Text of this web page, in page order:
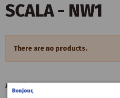
SCALA - NW1
There are no products.
Accueil
Bonjour,